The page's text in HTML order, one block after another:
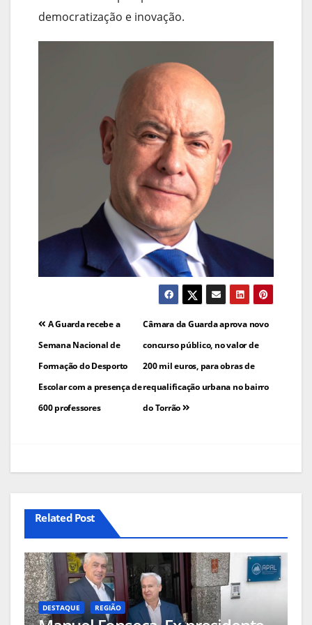
democratização e inovação.
Navegação
de
artigos
Câmara da Guarda aprova novo
concurso público, no valor de
200 mil euros, para obras de
requalificação urbana no bairro
do Torrão
A Guarda recebe a
Semana Nacional de
Formação do Desporto
Escolar com a presença de
600 professores
Related Post
DESTAQUE REGIÃO